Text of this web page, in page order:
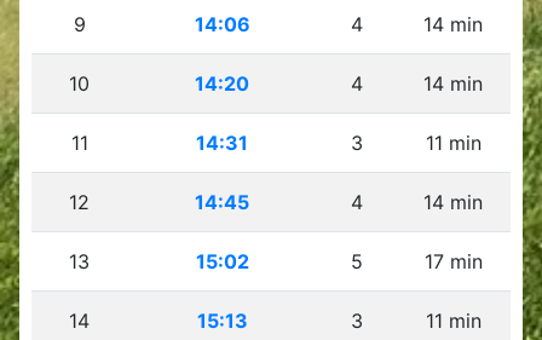
9 14:06 4 14 min
10 14:20 4 14 min
11 14:31 3 11 min
12 14:45 4 14 min
13 15:02 5 17 min
14 15:13 3 11 min